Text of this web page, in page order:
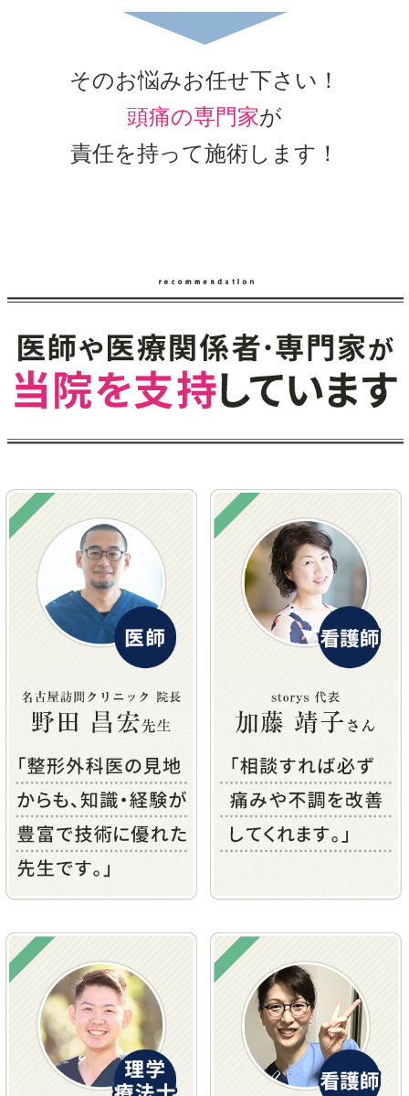
そのお悩みお任せ下さい！
頭痛の専門家が
責任を持って施術します！